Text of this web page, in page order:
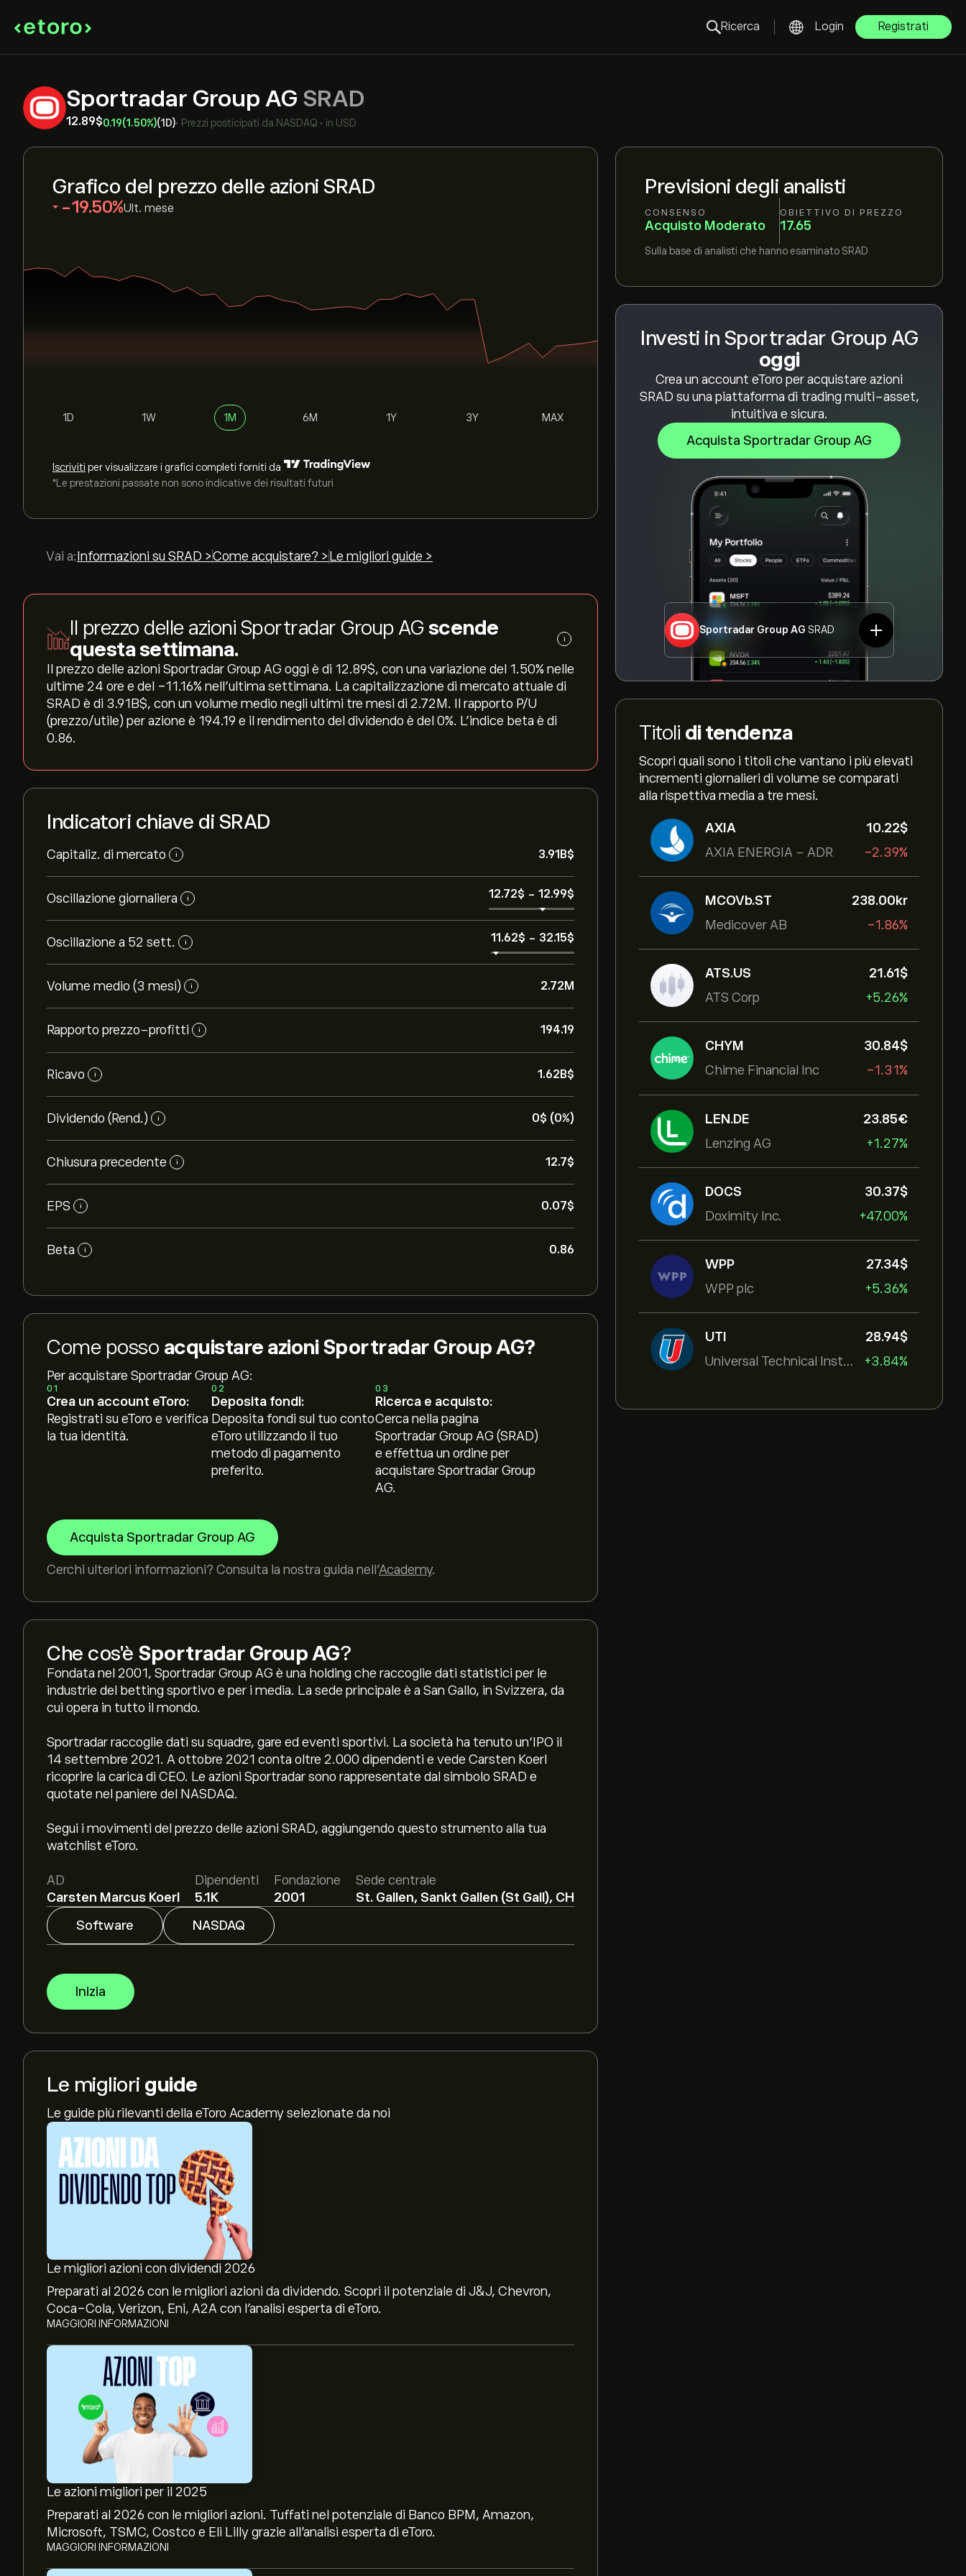
Ricerca Login Registrati
Sportradar Group AG SRAD
12.89‎$‎0.19(1.50%)(1D)• Prezzi posticipati da NASDAQ • in USD
Previsioni degli analisti
CONSENSO
Acquisto Moderato
OBIETTIVO DI PREZZO
17.65
Sulla base di analisti che hanno esaminato SRAD
Investi in Sportradar Group AG
oggi
Crea un account eToro per acquistare azioni
SRAD su una piattaforma di trading multi-asset,
intuitiva e sicura.
Acquista Sportradar Group AG
Sportradar Group AG SRAD
Titoli di tendenza
Scopri quali sono i titoli che vantano i più elevati
incrementi giornalieri di volume se comparati
alla rispettiva media a tre mesi.
AXIA
AXIA ENERGIA - ADR
10.22‎$‎
-2.39%
MCOVb.ST
Medicover AB
238.00‎kr‎
-1.86%
ATS.US
ATS Corp
21.61‎$‎
+5.26%
CHYM
Chime Financial Inc
30.84‎$‎
-1.31%
LEN.DE
Lenzing AG
23.85‎€‎
+1.27%
DOCS
Doximity Inc.
30.37‎$‎
+47.00%
WPP
WPP plc
27.34‎$‎
+5.36%
UTI
Universal Technical Institut
28.94‎$‎
+3.84%
Grafico del prezzo delle azioni SRAD
‎-19.50‎ Ult. mese
1D 1W 1M 6M 1Y 3Y MAX
Iscriviti per visualizzare i grafici completi forniti da
*Le prestazioni passate non sono indicative dei risultati futuri
Vai a: Informazioni su SRAD >Come acquistare? > Le migliori guide >
Il prezzo delle azioni Sportradar Group AGscende
questa settimana.
i
Il prezzo delle azioni Sportradar Group AG oggi è di 12.89‎$‎, con una variazione del ‎1.50‎% nelle
ultime 24 ore e del ‎-11.16‎% nell'ultima settimana. La capitalizzazione di mercato attuale di
SRAD è di 3.91B‎$‎, con un volume medio negli ultimi tre mesi di 2.72M. Il rapporto P/U
(prezzo/utile) per azione è 194.19 e il rendimento del dividendo è del 0%. L'indice beta è di
0.86.
Indicatori chiave di SRAD
Capitaliz. di mercato i 3.91B‎$‎
Oscillazione giornaliera i 12.72‎$‎ - 12.99‎$‎
Oscillazione a 52 sett. i 11.62‎$‎ - 32.15‎$‎
Volume medio (3 mesi) i 2.72M
Rapporto prezzo-profitti i 194.19
Ricavo i 1.62B‎$‎
Dividendo (Rend.) i 0‎$‎ (0%)
Chiusura precedente i 12.7‎$‎
EPS i 0.07‎$‎
Beta i 0.86
Come posso acquistare azioni Sportradar Group AG?
Per acquistare Sportradar Group AG:
01
Crea un account eToro:
Registrati su eToro e verifica
la tua identità.
02
Deposita fondi:
Deposita fondi sul tuo conto
eToro utilizzando il tuo
metodo di pagamento
preferito.
03
Ricerca e acquisto:
Cerca nella pagina
Sportradar Group AG (SRAD)
e effettua un ordine per
acquistare Sportradar Group
AG.
Acquista Sportradar Group AG
Cerchi ulteriori informazioni? Consulta la nostra guida nell’Academy.
Che cos'è Sportradar Group AG?
Fondata nel 2001, Sportradar Group AG è una holding che raccoglie dati statistici per le
industrie del betting sportivo e per i media. La sede principale è a San Gallo, in Svizzera, da
cui opera in tutto il mondo.
Sportradar raccoglie dati su squadre, gare ed eventi sportivi. La società ha tenuto un‘IPO il
14 settembre 2021. A ottobre 2021 conta oltre 2.000 dipendenti e vede Carsten Koerl
ricoprire la carica di CEO. Le azioni Sportradar sono rappresentate dal simbolo SRAD e
quotate nel paniere del NASDAQ.
Segui i movimenti del prezzo delle azioni SRAD, aggiungendo questo strumento alla tua
watchlist eToro.
AD
Carsten Marcus Koerl
Dipendenti
5.1K
Fondazione
2001
Sede centrale
St. Gallen, Sankt Gallen (St Gall), CH
Software
NASDAQ
Inizia
Le migliori guide
Le guide più rilevanti della eToro Academy selezionate da noi
Le migliori azioni con dividendi 2026
Preparati al 2026 con le migliori azioni da dividendo. Scopri il potenziale di J&J, Chevron,
Coca-Cola, Verizon, Eni, A2A con l’analisi esperta di eToro.
MAGGIORI INFORMAZIONI
Le azioni migliori per il 2025
Preparati al 2026 con le migliori azioni. Tuffati nel potenziale di Banco BPM, Amazon,
Microsoft, TSMC, Costco e Eli Lilly grazie all’analisi esperta di eToro.
MAGGIORI INFORMAZIONI